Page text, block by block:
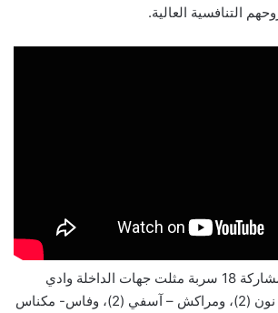
التنافسية العالية.
وعرفت هذه الدورة مشاركة 18 سربة مثلت جهات الداخلة وادي
الذهب، وكلميم – واد نون (2)، ومراكش – آسفي (2)، وفاس- مكناس